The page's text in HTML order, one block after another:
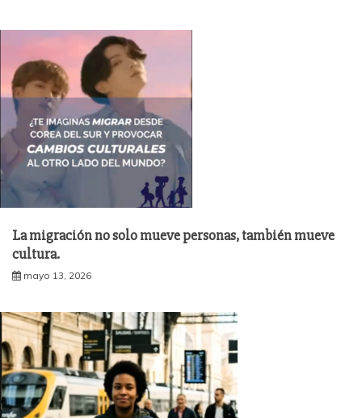
La migración no solo mueve personas, también mueve
cultura.
mayo 13, 2026